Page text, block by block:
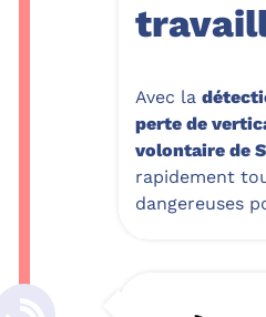
Avec la
perte de
volontaire de
rapidement
dangereuses